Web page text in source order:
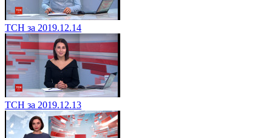
ТСН за 2019.12.14
ТСН за 2019.12.13